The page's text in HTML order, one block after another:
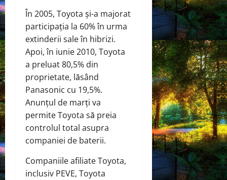
În 2005, Toyota și-a majorat
participația la 60% în urma
extinderii sale în hibrizi.
Apoi, în iunie 2010, Toyota
a preluat 80,5% din
proprietate, lăsând
Panasonic cu 19,5%.
Anunțul de marți va
permite Toyota să preia
controlul total asupra
companiei de baterii.
Companiile afiliate Toyota,
inclusiv PEVE, Toyota